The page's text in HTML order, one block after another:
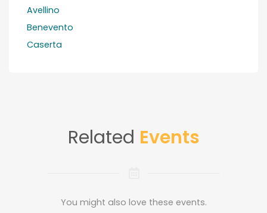
Avellino
Benevento
Caserta
Related Events
You might also love these events.